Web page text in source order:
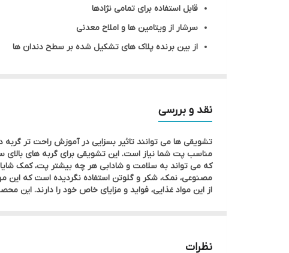
برند
گونه حیوان
قابل استفاده برای تمامی نژادها
سرشار از ویتامین ها و املاح معدنی
از بین برنده پلاک های تشکیل شده بر سطح دندان ها
طعمی لذیذ و دوست داشتنی
مناسب برای گربه های بالای ۳ ماه
نقد و بررسی
تشویقی ها می توانند تاثیر بسزایی در آموزش راحت تر
مناسب پت شما نیاز است. این تشویقی برای گربه های
که می تواند به سلامت و شادابی هر چه بیشتر پت، کمک
مصنوعی، نمک، شکر و گلوتن استفاده نگردیده است که
از این مواد غذایی، فواید و مزایای خاص خود را دارند.
نظرات